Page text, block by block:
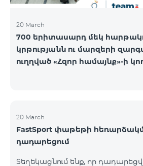
20 March
700 երիտասարդ մեկ
կրթությանն ու մարզերի
ուղղված «Հզոր համայնք»-ի
20 March
FastSport փաթեթի
դադարեցում
Տեղեկացնում ենք, որ